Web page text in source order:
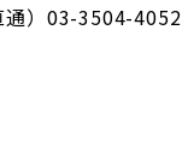
）03-3504-